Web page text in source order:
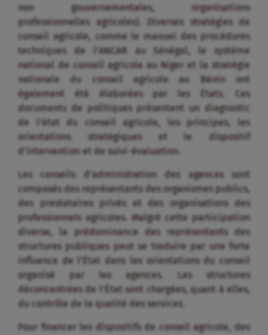
non gouvernementales, organisations
professionnelles agricoles). Diverses stratégies de
conseil agricole, comme le manuel des procédures
techniques de l’ANCAR au Sénégal, le système
national de conseil agricole au Niger et la stratégie
nationale du conseil agricole au Bénin ont
également été élaborées par les États. Ces
documents de politiques présentent un diagnostic
de l’état du conseil agricole, les principes, les
orientations stratégiques et le dispositif
d’intervention et de suivi-évaluation.
Les conseils d’administration des agences sont
composés des représentants des organismes publics,
des prestataires privés et des organisations des
professionnels agricoles. Malgré cette participation
diverse, la prédominance des représentants des
structures publiques peut se traduire par une forte
influence de l’État dans les orientations du conseil
organisé par les agences. Les structures
déconcentrées de l’État sont chargées, quant à elles,
du contrôle de la qualité des services.
Pour financer les dispositifs de conseil agricole, des